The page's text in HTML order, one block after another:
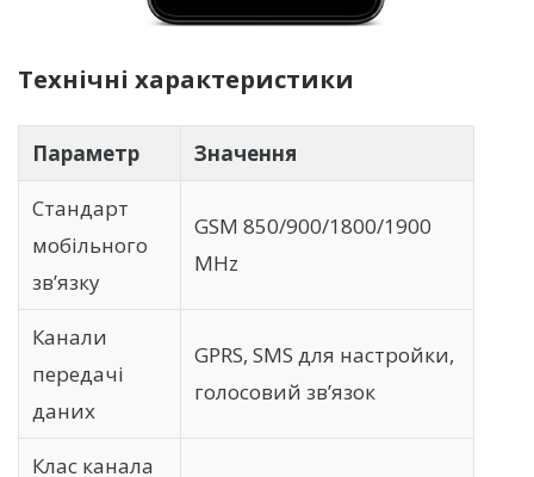
Технічні характеристики
Параметр
Значення
Стандарт
мобільного
зв’язку
GSM 850/900/1800/1900
MHz
Канали
передачі
даних
GPRS, SMS для настройки,
голосовий зв’язок
Клас канала